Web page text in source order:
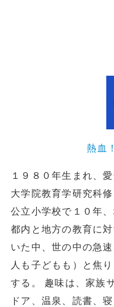
熱血
１９８０年生まれ、
大学院教育学研究科
公立小学校で１０年
都内と地方の教育に
いた中、世の中の急
人も子どもも）と焦
する。 趣味は、家族
ドア、温泉、読書、寝